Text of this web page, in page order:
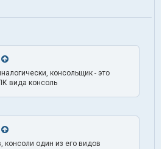
консольщик - это
вида консоль
консоли один из его видов